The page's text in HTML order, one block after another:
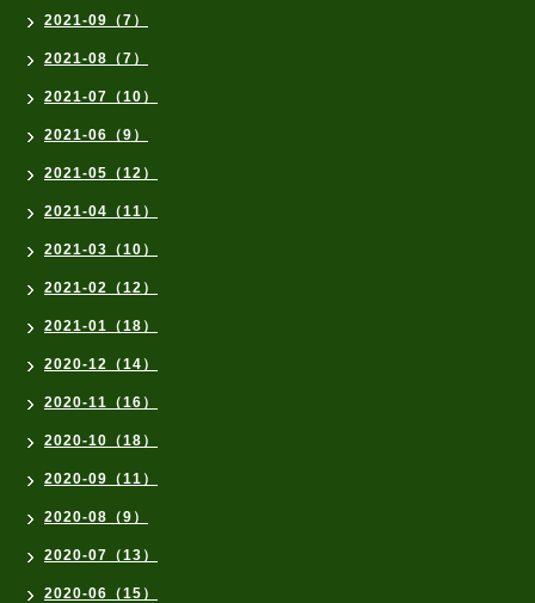
2021-09（7）
2021-08（7）
2021-07（10）
2021-06（9）
2021-05（12）
2021-04（11）
2021-03（10）
2021-02（12）
2021-01（18）
2020-12（14）
2020-11（16）
2020-10（18）
2020-09（11）
2020-08（9）
2020-07（13）
2020-06（15）